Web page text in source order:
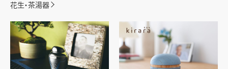
花生・茶湯器